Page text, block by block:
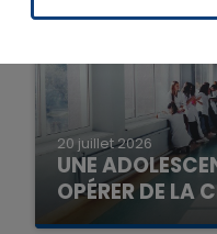
20 juillet 2026
UNE
OPÉRER DE LA
La famille a porté